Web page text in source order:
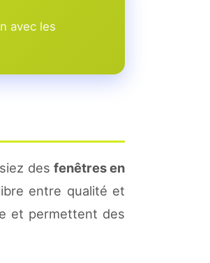
avec les
des fenêtres en
entre qualité et
et permettent des